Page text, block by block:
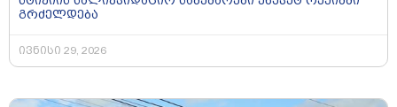
გრძელდება
ივნისი 29, 2026